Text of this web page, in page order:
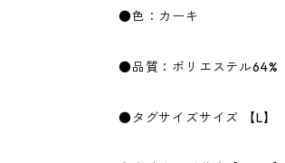
●色：カーキ
●品質：ポリエステル
●タグサイズサイズ 【L】